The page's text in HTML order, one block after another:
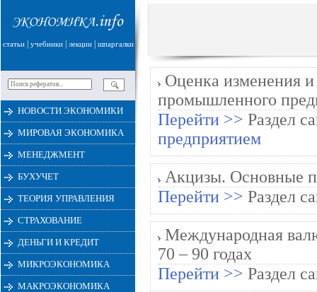
статьи| учебники| лекции| шпаргалки
НОВОСТИ ЭКОНОМИКИ
МИРОВАЯ ЭКОНОМИКА
МЕНЕДЖМЕНТ
БУХУЧЕТ
ТЕОРИЯ УПРАВЛЕНИЯ
СТРАХОВАНИЕ
ДЕНЬГИ И КРЕДИТ
МИКРОЭКОНОМИКА
МАКРОЭКОНОМИКА
Оценка изменения и
промышленного
Перейти >> Раздел
предприятием
Акцизы. Основные
Перейти >> Раздел
Международная
70 – 90 годах
Перейти >> Раздел